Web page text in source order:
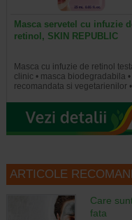
Masca servetel cu infuzie
retinol, SKIN REPUBLIC
Masca cu infuzie de retinol
clinic • masca biodegradabila •
recomandata si vegetarienilor
ARTICOLE
Care
fata